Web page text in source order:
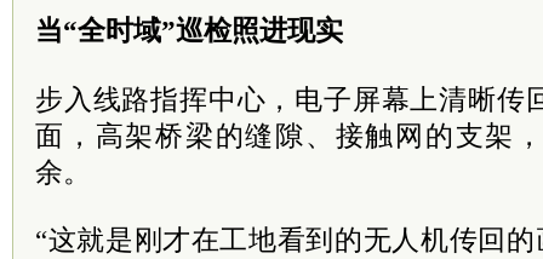
当“全时域”巡检照进现实
步入线路指挥中心，电子屏幕上清晰传
面，高架桥梁的缝隙、接触网的支架
余。
“这就是刚才在工地看到的无人机传回的